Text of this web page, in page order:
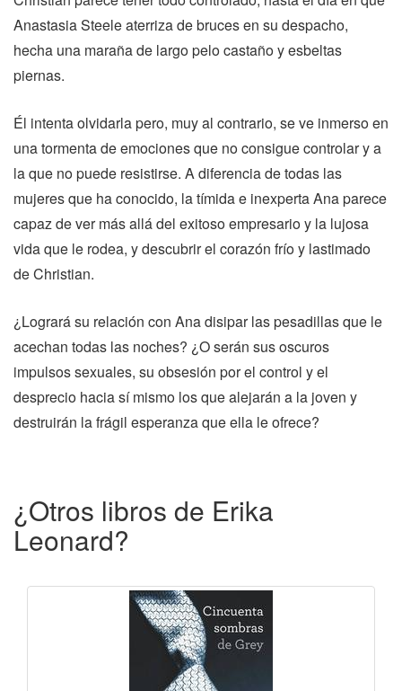
Anastasia Steele aterriza de bruces en su despacho,
hecha una maraña de largo pelo castaño y esbeltas
piernas.
Él intenta olvidarla pero, muy al contrario, se ve inmerso en
una tormenta de emociones que no consigue controlar y a
la que no puede resistirse. A diferencia de todas las
mujeres que ha conocido, la tímida e inexperta Ana parece
capaz de ver más allá del exitoso empresario y la lujosa
vida que le rodea, y descubrir el corazón frío y lastimado
de Christian.
¿Logrará su relación con Ana disipar las pesadillas que le
acechan todas las noches? ¿O serán sus oscuros
impulsos sexuales, su obsesión por el control y el
desprecio hacia sí mismo los que alejarán a la joven y
destruirán la frágil esperanza que ella le ofrece?
¿Otros libros de Erika
Leonard?